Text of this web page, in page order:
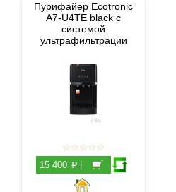
Пурифайер Ecotronic
A7-U4TE black с
системой
ультрафильтрации
15 400 p|